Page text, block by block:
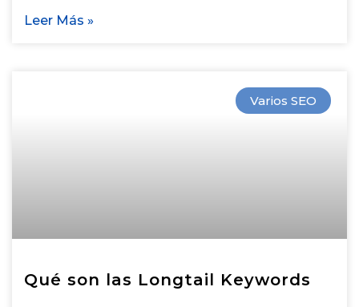
Leer Más »
Varios SEO
Qué son las Longtail Keywords